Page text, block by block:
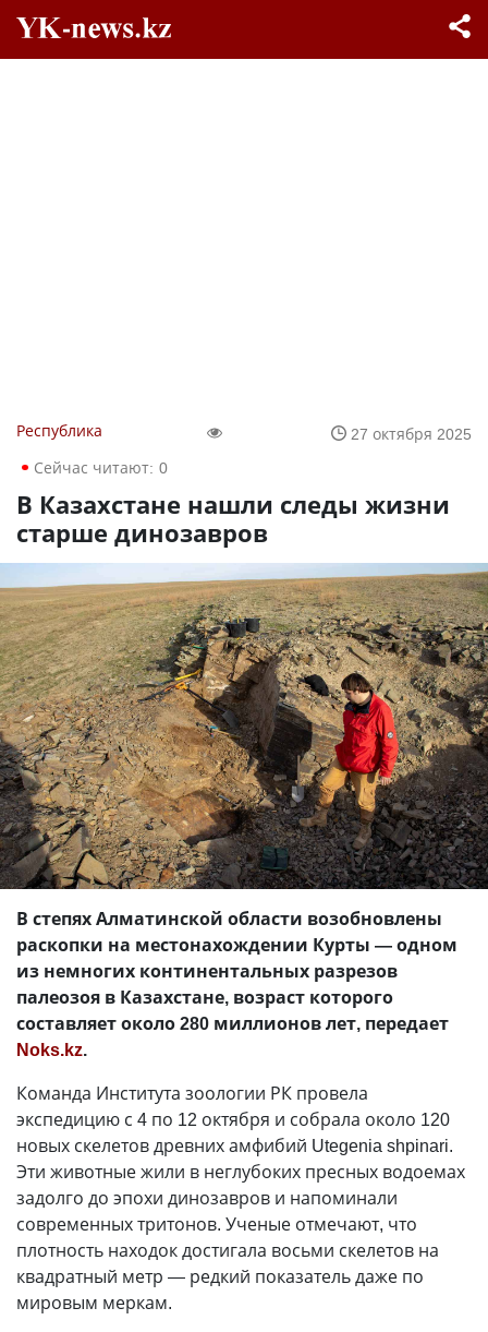
Республика
27 октября 2025
Сейчас читают: 0
В Казахстане нашли следы жизни
старше динозавров
В степях Алматинской области возобновлены
раскопки на местонахождении Курты — одном
из немногих континентальных разрезов
палеозоя в Казахстане, возраст которого
составляет около 280 миллионов лет, передает
Noks.kz.
Команда Института зоологии РК провела
экспедицию с 4 по 12 октября и собрала около 120
новых скелетов древних амфибий Utegenia shpinari.
Эти животные жили в неглубоких пресных водоемах
задолго до эпохи динозавров и напоминали
современных тритонов. Ученые отмечают, что
плотность находок достигала восьми скелетов на
квадратный метр — редкий показатель даже по
мировым меркам.